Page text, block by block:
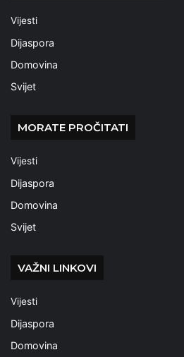
Vijesti
Dijaspora
Domovina
Svijet
MORATE PROČITATI
Vijesti
Dijaspora
Domovina
Svijet
VAŽNI LINKOVI
Vijesti
Dijaspora
Domovina